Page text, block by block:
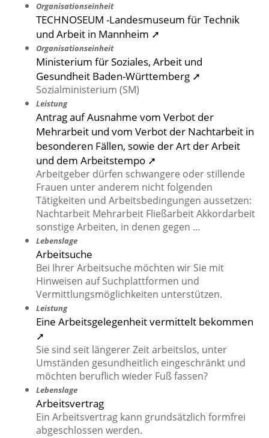
Organisationseinheit
TECHNOSEUM -Landesmuseum für Technik
und Arbeit in Mannheim ➚
Organisationseinheit
Ministerium für Soziales, Arbeit und
Gesundheit Baden-Württemberg ➚
Sozialministerium (SM)
Leistung
Antrag auf Ausnahme vom Verbot der
Mehrarbeit und vom Verbot der Nachtarbeit in
besonderen Fällen, sowie der Art der Arbeit
und dem Arbeitstempo ➚
Arbeitgeber dürfen schwangere oder stillende
Frauen unter anderem nicht folgenden
Tätigkeiten und Arbeitsbedingungen aussetzen:
Nachtarbeit Mehrarbeit Fließarbeit Akkordarbeit
sonstige Arbeiten, in denen gegen …
Lebenslage
Arbeitsuche
Bei Ihrer Arbeitsuche möchten wir Sie mit
Hinweisen auf Suchplattformen und
Vermittlungsmöglichkeiten unterstützen.
Leistung
Eine Arbeitsgelegenheit vermittelt bekommen
➚
Sie sind seit längerer Zeit arbeitslos, unter
Umständen gesundheitlich eingeschränkt und
möchten beruflich wieder Fuß fassen?
Lebenslage
Arbeitsvertrag
Ein Arbeitsvertrag kann grundsätzlich formfrei
abgeschlossen werden.